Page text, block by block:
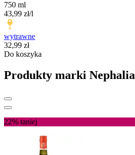
750 ml
43,99 zł/l
wytrawne
Cena
32,99 zł
Do koszyka
Produkty marki Nephalia
22% taniej